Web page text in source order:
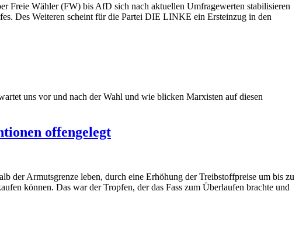
Freie Wähler (FW) bis AfD sich nach aktuellen Umfragewerten stabilisieren
Des Weiteren scheint für die Partei DIE LINKE ein Ersteinzug in den
uns vor und nach der Wahl und wie blicken Marxisten auf diesen
offengelegt
der Armutsgrenze leben, durch eine Erhöhung der Treibstoffpreise um bis zu
können. Das war der Tropfen, der das Fass zum Überlaufen brachte und